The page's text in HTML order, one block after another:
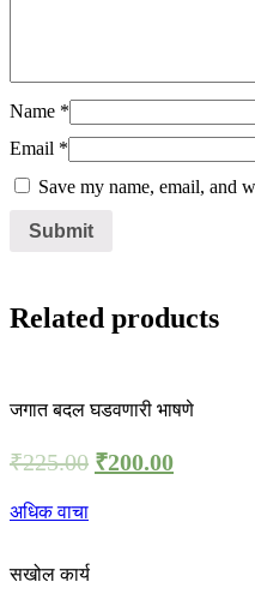
Name *
Email *
Save my name, email, and
Related products
जगात बदल घडवणारी भाषणे
₹225.00 ₹200.00
अधिक वाचा
सखोल कार्य